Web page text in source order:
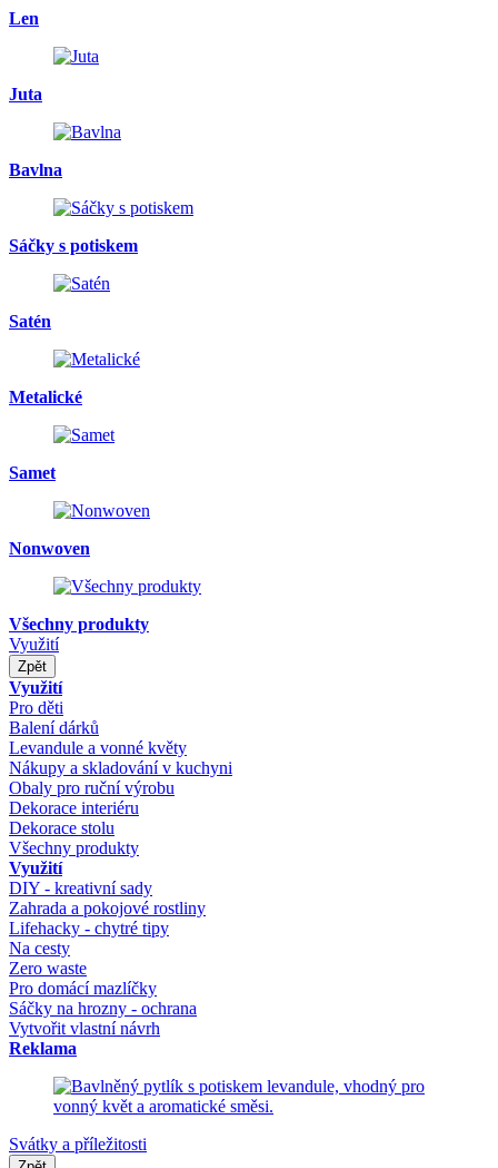
Len
Juta
Bavlna
Sáčky s potiskem
Satén
Metalické
Samet
Nonwoven
Všechny produkty
Využití
Zpět
Využití
Pro děti
Balení dárků
Levandule a vonné květy
Nákupy a skladování v kuchyni
Obaly pro ruční výrobu
Dekorace interiéru
Dekorace stolu
Všechny produkty
Využití
DIY - kreativní sady
Zahrada a pokojové rostliny
Lifehacky - chytré tipy
Na cesty
Zero waste
Pro domácí mazlíčky
Sáčky na hrozny - ochrana
Vytvořit vlastní návrh
Reklama
Svátky a příležitosti